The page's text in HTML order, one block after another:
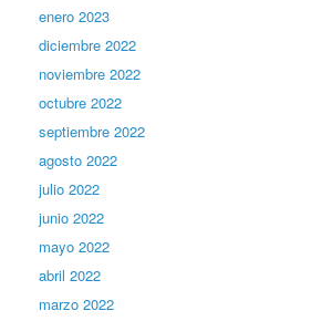
enero 2023
diciembre 2022
noviembre 2022
octubre 2022
septiembre 2022
agosto 2022
julio 2022
junio 2022
mayo 2022
abril 2022
marzo 2022